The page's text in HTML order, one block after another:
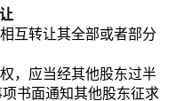
互转让其全部或者部分
，应当经其他股东过半
书面通知其他股东征求